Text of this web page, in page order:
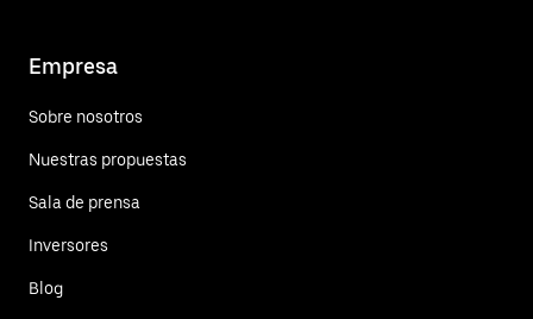
Empresa
Sobre nosotros
Nuestras propuestas
Sala de prensa
Inversores
Blog